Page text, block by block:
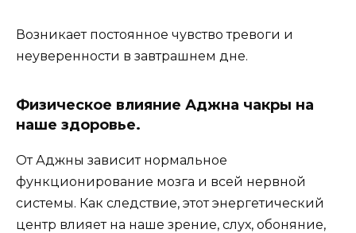
Возникает постоянное чувство тревоги и
неуверенности в завтрашнем дне.
Физическое влияние Аджна чакры на
наше здоровье.
От Аджны зависит нормальное
функционирование мозга и всей нервной
системы. Как следствие, этот энергетический
центр влияет на наше зрение, слух, обоняние,